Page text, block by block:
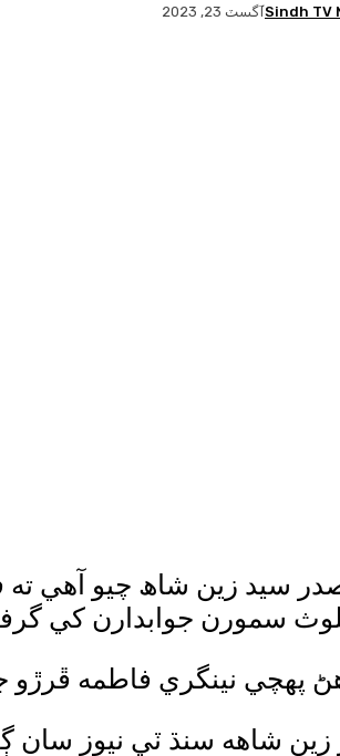
Sindh TVآگسٽ 23, 2023
سيد زين شاھ چيو آهي
سمورن جوابدارن کي
پھچي نينگري فاطمه
شاهه سنڌ ٽي نيوز سان